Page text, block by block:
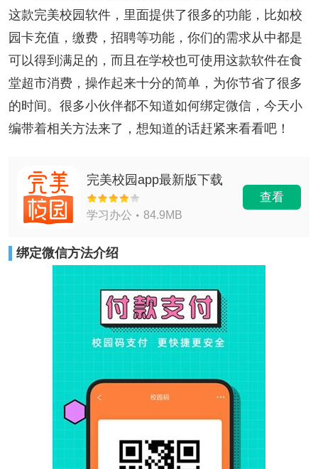
这款完美校园软件，里面提供了很多的功能，比如校
园卡充值，缴费，招聘等功能，你们的需求从中都是
可以得到满足的，而且在学校也可使用这款软件在食
堂超市消费，操作起来十分的简单，为你节省了很多
的时间。很多小伙伴都不知道如何绑定微信，今天小
编带着相关方法来了，想知道的话赶紧来看看吧！
完美校园app最新版下载
学习办公 84.9MB
查看
绑定微信方法介绍